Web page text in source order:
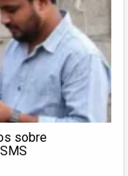
sobre